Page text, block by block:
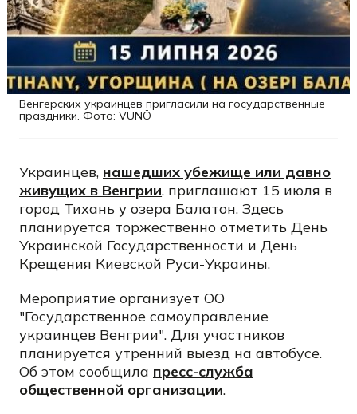
Венгерских украинцев пригласили на государственные
праздники. Фото: VUNÖ
Украинцев, нашедших убежище или давно
живущих в Венгрии, приглашают 15 июля в
город Тихань у озера Балатон. Здесь
планируется торжественно отметить День
Украинской Государственности и День
Крещения Киевской Руси-Украины.
Мероприятие организует ОО
"Государственное самоуправление
украинцев Венгрии". Для участников
планируется утренний выезд на автобусе.
Об этом сообщила пресс-служба
общественной организации.